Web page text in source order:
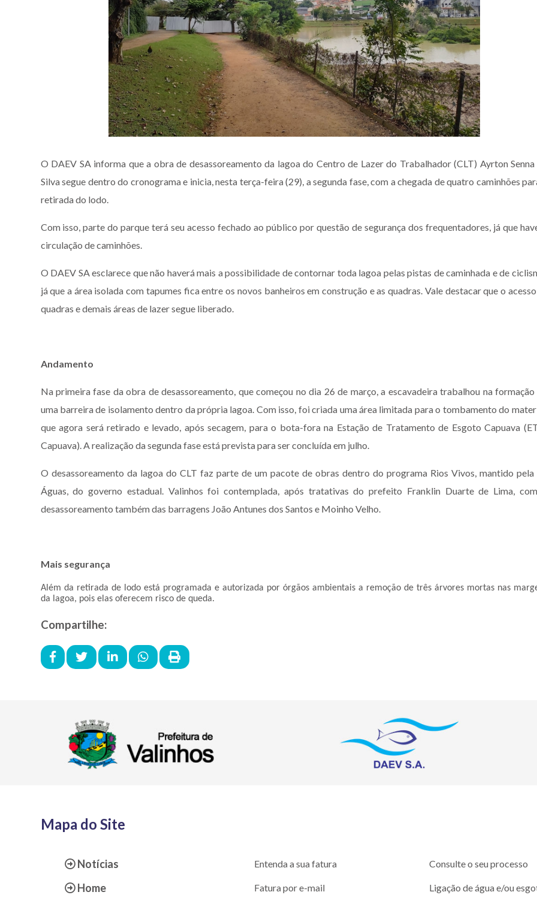
O DAEV SA informa que a obra de desassoreamento da lagoa do Centro de Lazer do Trabalhador (CLT) Ayrton Senna
Silva segue dentro do cronograma e inicia, nesta terça-feira (29), a segunda fase, com a chegada de quatro caminhões
retirada do lodo.
Com isso, parte do parque terá seu acesso fechado ao público por questão de segurança dos frequentadores, já que
circulação de caminhões.
O DAEV SA esclarece que não haverá mais a possibilidade de contornar toda lagoa pelas pistas de caminhada e de
já que a área isolada com tapumes fica entre os novos banheiros em construção e as quadras. Vale destacar que o
quadras e demais áreas de lazer segue liberado.
Andamento
Na primeira fase da obra de desassoreamento, que começou no dia 26 de março, a escavadeira trabalhou na formação
uma barreira de isolamento dentro da própria lagoa. Com isso, foi criada uma área limitada para o tombamento do
que agora será retirado e levado, após secagem, para o bota-fora na Estação de Tratamento de Esgoto Capuava
Capuava). A realização da segunda fase está prevista para ser concluída em julho.
O desassoreamento da lagoa do CLT faz parte de um pacote de obras dentro do programa Rios Vivos, mantido pela
Águas, do governo estadual. Valinhos foi contemplada, após tratativas do prefeito Franklin Duarte de Lima,
desassoreamento também das barragens João Antunes dos Santos e Moinho Velho.
Mais segurança
Além da retirada de lodo está programada e autorizada por órgãos ambientais a remoção de três árvores mortas nas
da lagoa, pois elas oferecem risco de queda.
Compartilhe:
Mapa do Site
Notícias
Home
Entenda a sua fatura
Fatura por e-mail
Consulte o seu processo
Ligação de água e/ou